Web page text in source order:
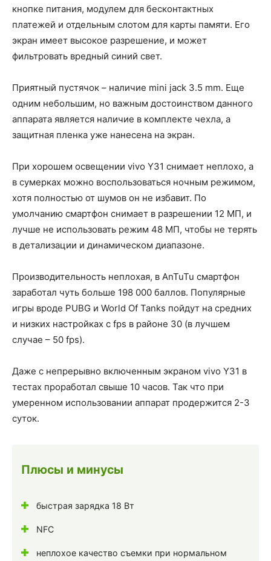
кнопке питания, модулем для бесконтактных
платежей и отдельным слотом для карты памяти. Его
экран имеет высокое разрешение, и может
фильтровать вредный синий свет.
Приятный пустячок – наличие mini jack 3.5 mm. Еще
одним небольшим, но важным достоинством данного
аппарата является наличие в комплекте чехла, а
защитная пленка уже нанесена на экран.
При хорошем освещении vivo Y31 снимает неплохо, а
в сумерках можно воспользоваться ночным режимом,
хотя полностью от шумов он не избавит. По
умолчанию смартфон снимает в разрешении 12 МП, и
лучше не использовать режим 48 МП, чтобы не терять
в детализации и динамическом диапазоне.
Производительность неплохая, в AnTuTu смартфон
заработал чуть больше 198 000 баллов. Популярные
игры вроде PUBG и World Of Tanks пойдут на средних
и низких настройках с fps в районе 30 (в лучшем
случае – 50 fps).
Даже с непрерывно включенным экраном vivo Y31 в
тестах проработал свыше 10 часов. Так что при
умеренном использовании аппарат продержится 2-3
суток.
Плюсы и минусы
быстрая зарядка 18 Вт
NFC
неплохое качество съемки при нормальном